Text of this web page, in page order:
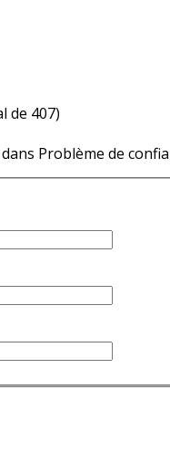
de 407)
Problème de